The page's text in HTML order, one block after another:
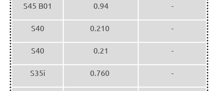
S45 B01 0.94 -
S40 0.210 -
S40 0.21 -
S35i 0.760 -